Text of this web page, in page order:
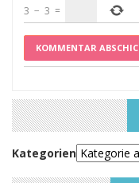
3 − 3 =
Kategorien